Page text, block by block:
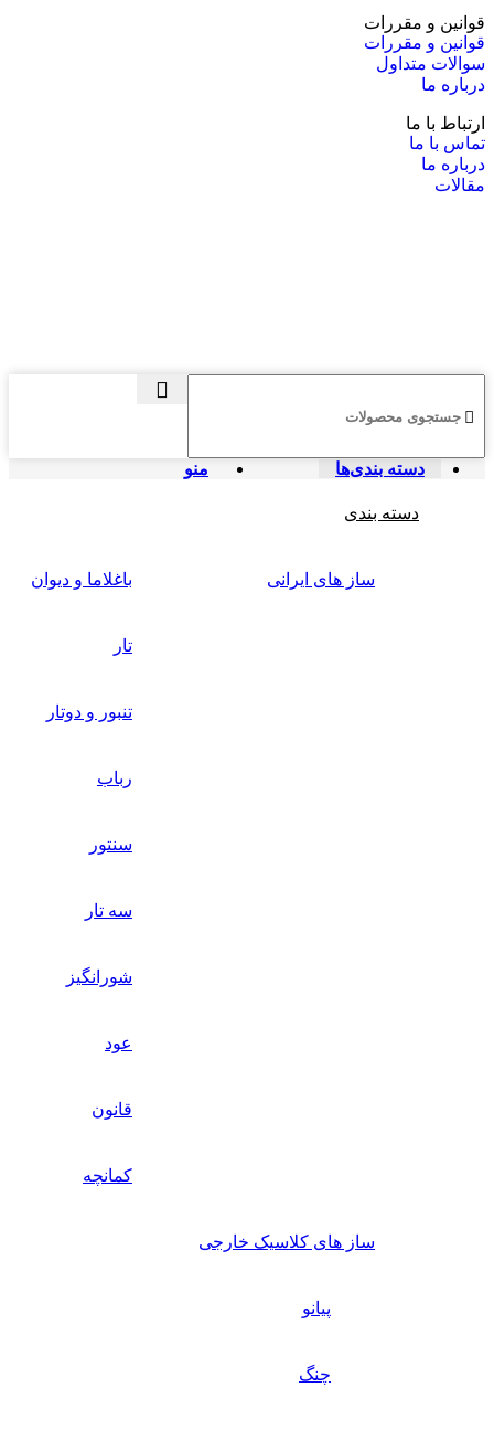
قوانین و مقررات
قوانین و مقررات
سوالات متداول
درباره ما
ارتباط با ما
تماس با ما
درباره ما
مقالات
منو دسته بندی‌ها
دسته بندی
ساز های ایرانی باغلاما و دیوان
تار
تنبور و دوتار
رباب
سنتور
سه تار
شورانگیز
عود
قانون
کمانچه
ساز های کلاسیک خارجی
پیانو
چنگ